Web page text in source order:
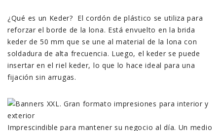
¿Qué es un Keder? El cordón de plástico se utiliza para
reforzar el borde de la lona. Está envuelto en la brida
keder de 50 mm que se une al material de la lona con
soldadura de alta frecuencia. Luego, el keder se puede
insertar en el riel keder, lo que lo hace ideal para una
fijación sin arrugas.
Imprescindible para mantener su negocio al día. Un medio